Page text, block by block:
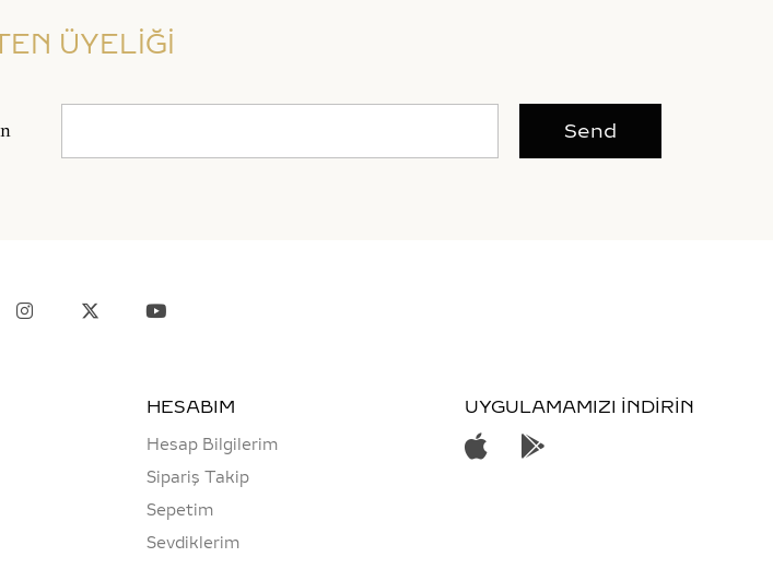
ÜYELİĞİ
Send
HESABIM
Hesap Bilgilerim
Sipariş Takip
Sepetim
Sevdiklerim
UYGULAMAMIZI İNDİRİN